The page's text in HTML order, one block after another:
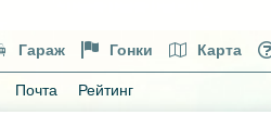
Гараж Гонки Карта
Почта Рейтинг